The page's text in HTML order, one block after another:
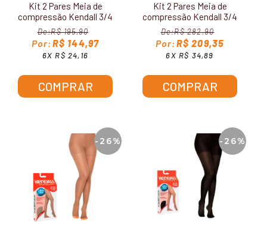
Kit 2 Pares Meia de
compressão Kendall 3/4
15-20 mmHg Sem
Ponteira 1871
R$ 195,90
R$ 144,97
6X R$ 24,16
COMPRAR
Kit 2 Pares Meia de
compressão Kendall 3/4
Masculina 15-20 mmHg
1802
R$ 282,90
R$ 209,35
6X R$ 34,89
COMPRAR
-26% -26%